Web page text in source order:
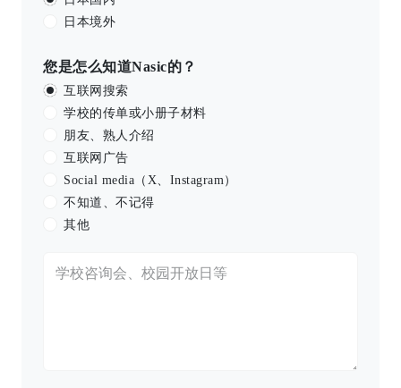
日本境外
您是怎么知道Nasic的？
互联网搜索
学校的传单或小册子材料
朋友、熟人介绍
互联网广告
Social media（X、Instagram）
不知道、不记得
其他